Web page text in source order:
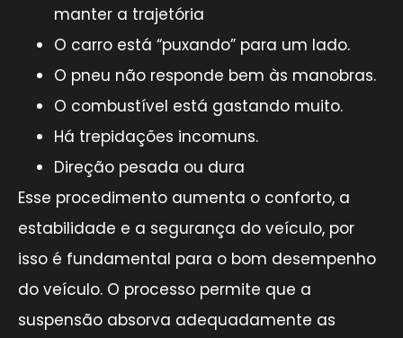
manter a trajetória
O carro está “puxando” para um lado.
O pneu não responde bem às manobras.
O combustível está gastando muito.
Há trepidações incomuns.
Direção pesada ou dura
Esse procedimento aumenta o conforto, a
estabilidade e a segurança do veículo, por
isso é fundamental para o bom desempenho
do veículo. O processo permite que a
suspensão absorva adequadamente as